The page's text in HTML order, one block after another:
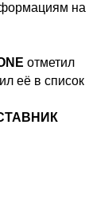
на
отметил
её в список